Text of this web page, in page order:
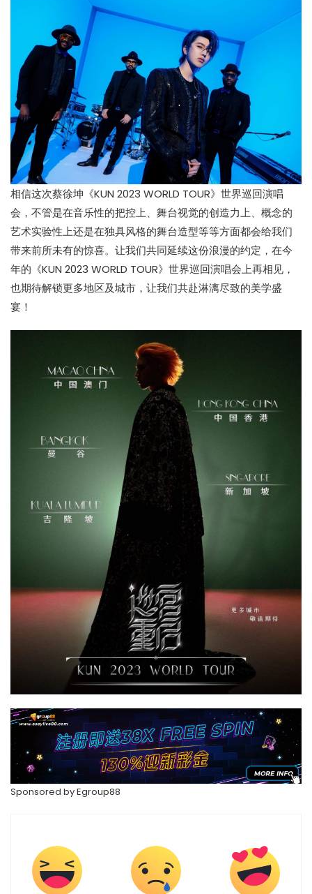
相信这次蔡徐坤《KUN 2023 WORLD TOUR》世界巡回演唱
会，不管是在音乐性的把控上、舞台视觉的创造力上、概念的
艺术实验性上还是在独具风格的舞台造型等等方面都会给我们
带来前所未有的惊喜。让我们共同延续这份浪漫的约定，在今
年的《KUN 2023 WORLD TOUR》世界巡回演唱会上再相见，
也期待解锁更多地区及城市，让我们共赴淋漓尽致的美学盛
宴！
Sponsored byEgroup88